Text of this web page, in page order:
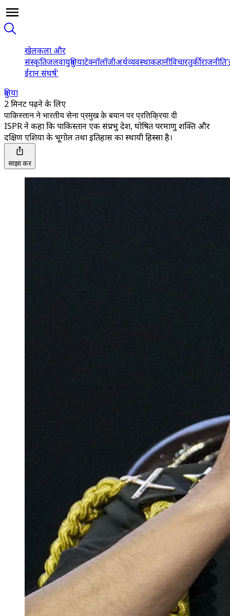
खेलकला और
संस्कृतिजलवायुदुनियाटेक्नॉलॉजीअर्थव्यवस्थाकहानीविचारतुर्कीराजनीति
ईरान संघर्ष'
दुनिया
2 मिनट पढ़ने के लिए
पाकिस्तान ने भारतीय सेना प्रमुख के बयान पर प्रतिक्रिया दी
ISPR ने कहा कि पाकिस्तान एक संप्रभु देश, घोषित परमाणु शक्ति और
दक्षिण एशिया के भूगोल तथा इतिहास का स्थायी हिस्सा है।
साझा करें